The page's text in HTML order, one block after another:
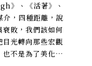
》、《活著》、
，四種距離，說
敗，我們該如何
光轉向那些宏觀
不是為了美化，